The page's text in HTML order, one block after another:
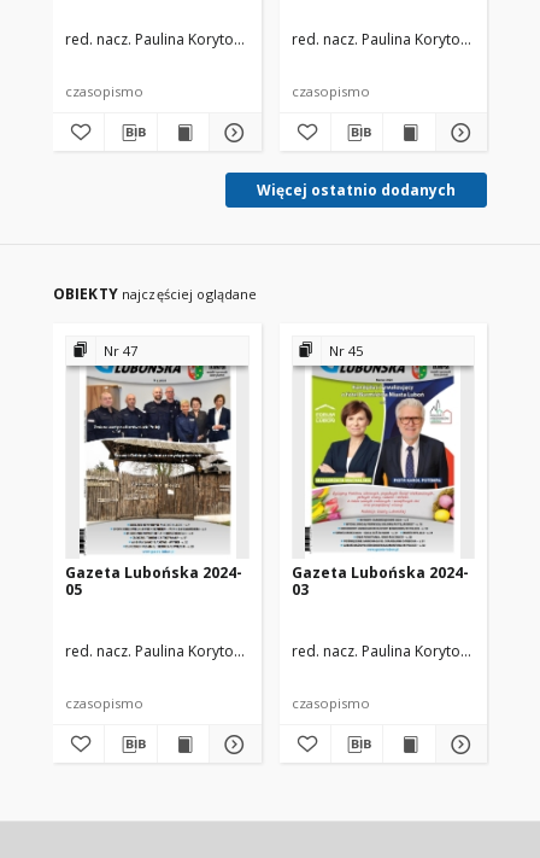
red. nacz. Paulina Korytowska zespół redakcyjny
czasopismo
red. nacz. Paulina Korytowska
czasopismo
Więcej ostatnio dodanych
OBIEKTY najczęściej oglądane
Nr 47
Gazeta Lubońska 2024-
05
red. nacz. Paulina Korytowska zespół redakcyjny
czasopismo
Nr 45
Gazeta Lubońska 2024-
03
red. nacz. Paulina Korytowska
czasopismo